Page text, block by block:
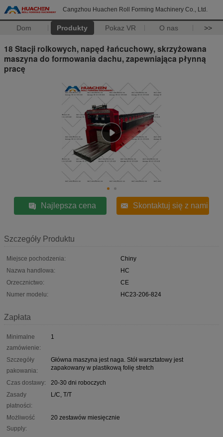
Cangzhou Huachen Roll Forming Machinery Co., Ltd.
Dom Produkty Pokaz VR O nas >>
18 Stacji rolkowych, napęd łańcuchowy, skrzyżowana
maszyna do formowania dachu, zapewniająca płynną
pracę
Najlepsza cena Skontaktuj się z nami
Szczegóły Produktu
Miejsce pochodzenia:
Chiny
Nazwa handlowa:
HC
Orzecznictwo:
CE
Numer modelu:
HC23-206-824
Zapłata
Minimalne
zamówienie:
1
Szczegóły
pakowania:
Główna maszyna jest naga. Stół warsztatowy jest
zapakowany w plastikową folię stretch
Czas dostawy:
20-30 dni roboczych
Zasady
płatności:
L/C, T/T
Możliwość
Supply:
20 zestawów miesięcznie